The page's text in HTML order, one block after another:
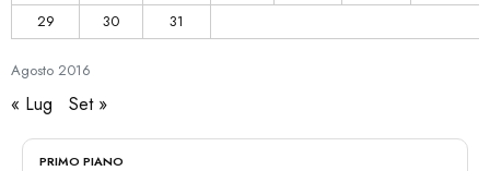
Agosto 2016
29
30 31
« Lug Set »
PRIMO PIANO